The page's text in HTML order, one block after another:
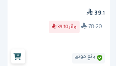
39.1
78.20 وفّر 39.10
بائع موثق